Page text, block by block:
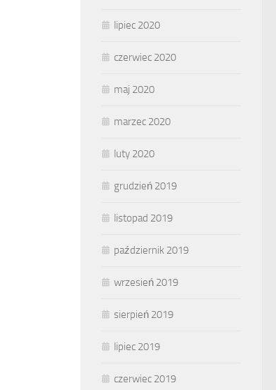
lipiec 2020
czerwiec 2020
maj 2020
marzec 2020
luty 2020
grudzień 2019
listopad 2019
październik 2019
wrzesień 2019
sierpień 2019
lipiec 2019
czerwiec 2019